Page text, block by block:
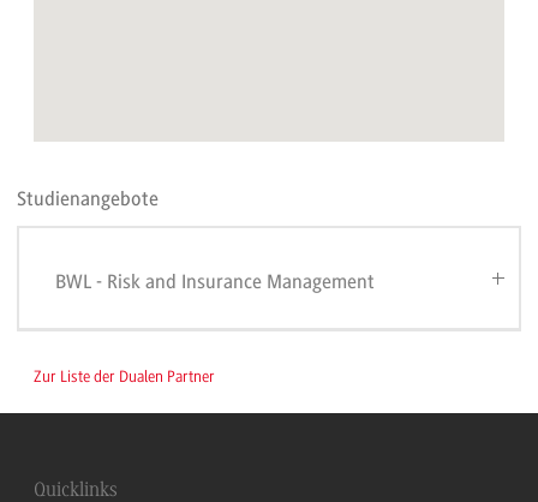
Studienangebote
BWL - Risk and Insurance Management
Zur Liste der Dualen Partner
Quicklinks